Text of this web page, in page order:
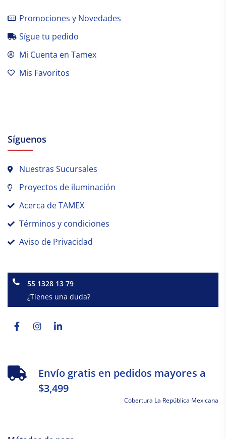
Promociones y Novedades
Sígue tu pedido
Mi Cuenta en Tamex
Mis Favoritos
Síguenos
Nuestras Sucursales
Proyectos de iluminación
Acerca de TAMEX
Términos y condiciones
Aviso de Privacidad
55 1328 13 79
¿Tienes una duda?
f
Envío gratis en pedidos mayores a
$3,499
Cobertura La República Mexicana